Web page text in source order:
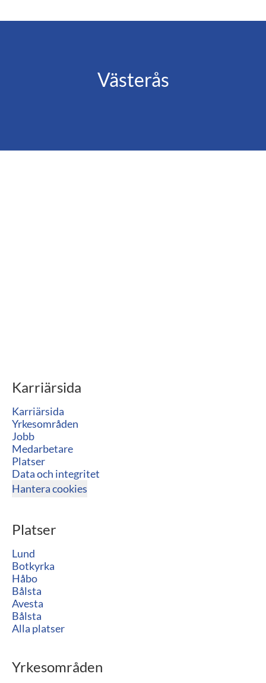
Västerås
Karriärsida
Karriärsida
Yrkesområden
Jobb
Medarbetare
Platser
Data och integritet
Hantera cookies
Platser
Lund
Botkyrka
Håbo
Bålsta
Avesta
Bålsta
Alla platser
Yrkesområden